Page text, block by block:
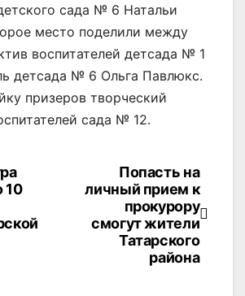
сада № 6 Натальи
место поделили между
воспитателей детсада № 1
детсада № 6 Ольга Павлюкс.
призеров творческий
сада № 12.
Попасть на
личный прием к
прокурору
смогут жители
Татарского
района
10